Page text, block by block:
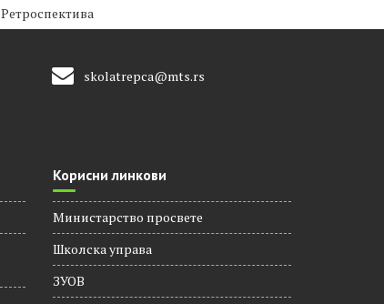
Ретроспектива
skolatrepca@mts.rs
Корисни линкови
Министарство просвете
Школска управа
ЗУОВ